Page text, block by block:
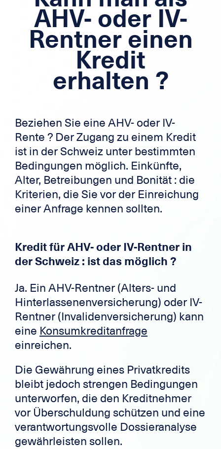
AHV- oder IV-
Rentner einen
Kredit
erhalten ?
Beziehen Sie eine AHV- oder IV-
Rente ? Der Zugang zu einem Kredit
ist in der Schweiz unter bestimmten
Bedingungen möglich. Einkünfte,
Alter, Betreibungen und Bonität : die
Kriterien, die Sie vor der Einreichung
einer Anfrage kennen sollten.
Kredit für AHV- oder IV-Rentner in
der Schweiz : ist das möglich ?
Ja. Ein AHV-Rentner (Alters- und
Hinterlassenenversicherung) oder IV-
Rentner (Invalidenversicherung) kann
eine Konsumkreditanfrage
einreichen.
Die Gewährung eines Privatkredits
bleibt jedoch strengen Bedingungen
unterworfen, die den Kreditnehmer
vor Überschuldung schützen und eine
verantwortungsvolle Dossieranalyse
gewährleisten sollen.
Hypothek
Grenzüberschreitende Kredite
Kreditkarte